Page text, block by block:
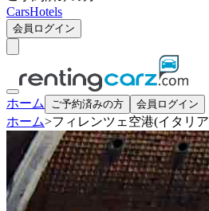
CarsHotels
会員ログイン
ホーム ご予約済みの方 会員ログイン
ホーム>フィレンツェ空港(イタリ